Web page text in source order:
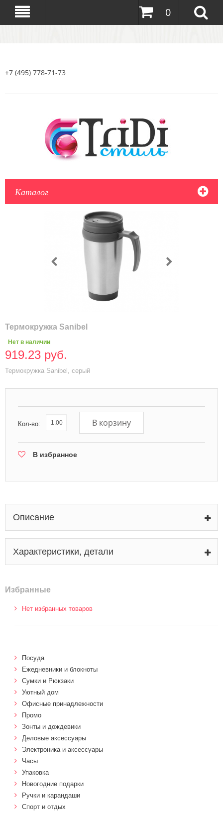
0
+7 (495) 778-71-73
Каталог
Термокружка Sanibel
Нет в наличии
919.23 руб.
Термокружка Sanibel, серый
Кол-во: В корзину
В избранное
Описание
Характеристики, детали
Избранные
Нет избранных товаров
Посуда
Ежедневники и блокноты
Сумки и Рюкзаки
Уютный дом
Офисные принадлежности
Промо
Зонты и дождевики
Деловые аксессуары
Электроника и аксессуары
Часы
Упаковка
Новогодние подарки
Ручки и карандаши
Спорт и отдых